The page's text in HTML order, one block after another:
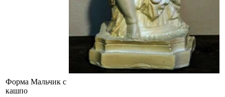
Форма Мальчик с
кашпо